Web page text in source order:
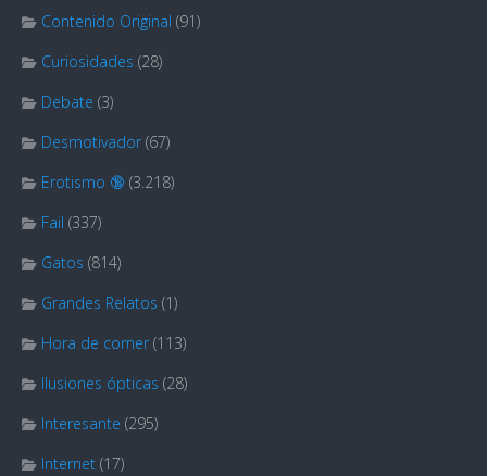
Contenido Original (91)
Curiosidades (28)
Debate (3)
Desmotivador (67)
Erotismo 🔞 (3.218)
Fail (337)
Gatos (814)
Grandes Relatos (1)
Hora de comer (113)
Ilusiones ópticas (28)
Interesante (295)
Internet (17)